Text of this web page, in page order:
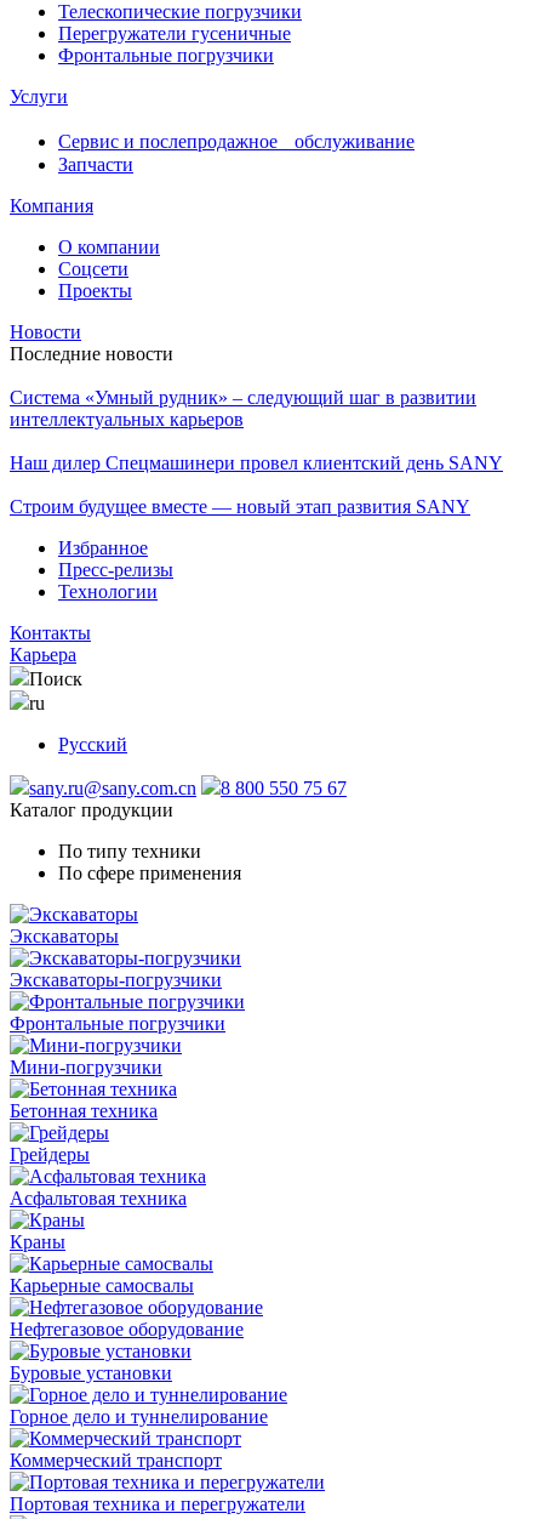
Телескопические погрузчики
Перегружатели гусеничные
Фронтальные погрузчики
Услуги
Сервис и послепродажное обслуживание
Запчасти
Компания
О компании
Соцсети
Проекты
Новости
Последние новости
Система «Умный рудник» – следующий шаг в развитии
интеллектуальных карьеров
Наш дилер Спецмашинери провел клиентский день SANY
Строим будущее вместе — новый этап развития SANY
Избранное
Пресс-релизы
Технологии
Контакты
Карьера
Поиск
ru
Русский
sany.ru@sany.com.cn
8 800 550 75 67
Каталог продукции
По типу техники
По сфере применения
Экскаваторы
Экскаваторы-погрузчики
Фронтальные погрузчики
Мини-погрузчики
Бетонная техника
Грейдеры
Асфальтовая техника
Краны
Карьерные самосвалы
Нефтегазовое оборудование
Буровые установки
Горное дело и туннелирование
Коммерческий транспорт
Портовая техника и перегружатели